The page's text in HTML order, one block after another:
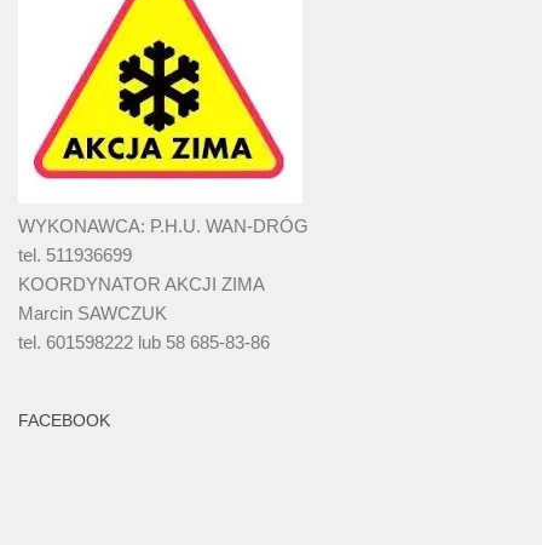
WYKONAWCA: P.H.U. WAN-DRÓG
tel. 511936699
KOORDYNATOR AKCJI ZIMA
Marcin SAWCZUK
tel. 601598222 lub 58 685-83-86
FACEBOOK